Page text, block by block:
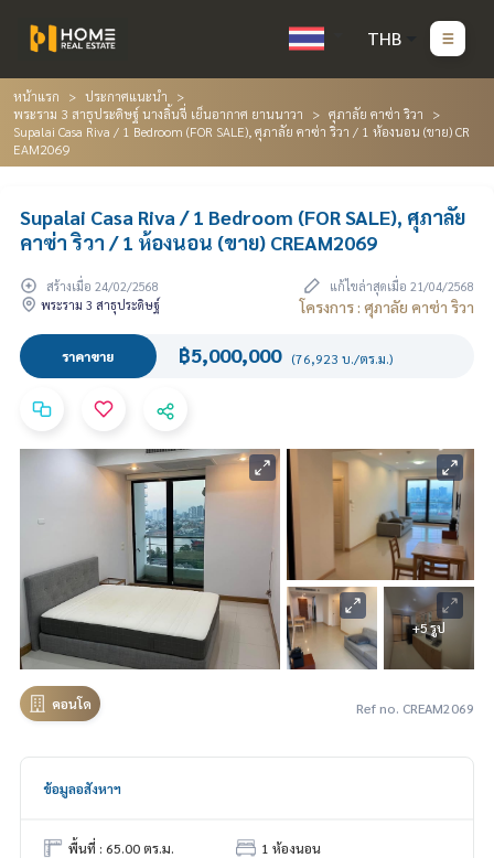
THB
หน้าแรก
ประกาศแนะนำ
พระราม 3 สาธุประดิษฐ์ นางลิ้นจี่ เย็นอากาศ ยานนาวา
ศุภาลัย คาซ่า ริวา
Supalai Casa Riva / 1 Bedroom (FOR SALE), ศุภาลัย คาซ่า ริวา / 1 ห้องนอน (ขาย) CR
EAM2069
Supalai Casa Riva / 1 Bedroom (FOR SALE), ศุภาลัย
คาซ่า ริวา / 1 ห้องนอน (ขาย) CREAM2069
สร้างเมื่อ 24/02/2568
แก้ไขล่าสุดเมื่อ 21/04/2568
พระราม 3 สาธุประดิษฐ์
โครงการ : ศุภาลัย คาซ่า ริวา
ราคาขาย ฿5,000,000 (76,923 บ./ตร.ม.)
+5 รูป
คอนโด Ref no. CREAM2069
ข้อมูลอสังหาฯ
พื้นที่ : 65.00 ตร.ม.
1 ห้องนอน